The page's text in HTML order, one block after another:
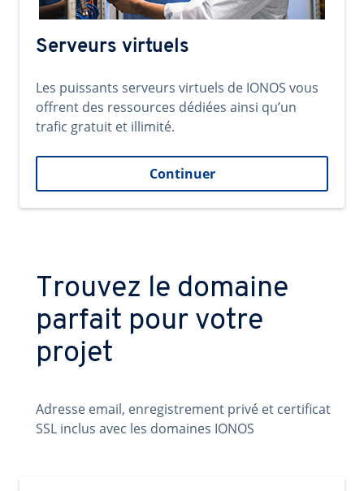
Serveurs virtuels
Les puissants serveurs virtuels de IONOS vous
offrent des ressources dédiées ainsi qu’un
trafic gratuit et illimité.
Continuer
Trouvez le domaine
parfait pour votre
projet
Adresse email, enregistrement privé et certificat
SSL inclus avec les domaines IONOS